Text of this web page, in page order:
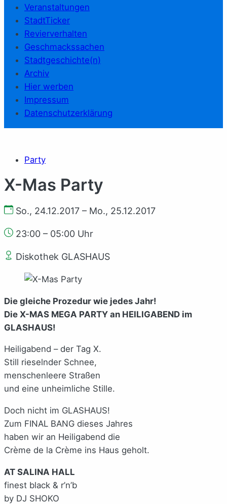
Veranstaltungen
StadtTicker
Revierverhalten
Geschmackssachen
Stadtgeschichte(n)
Archiv
Hier werben
Impressum
Datenschutzerklärung
Party
X-Mas Party
So., 24.12.2017 – Mo., 25.12.2017
23:00 – 05:00 Uhr
Diskothek GLASHAUS
Die gleiche Prozedur wie jedes Jahr!
Die X-MAS MEGA PARTY an HEILIGABEND im
GLASHAUS!
Heiligabend – der Tag X.
Still rieselnder Schnee,
menschenleere Straßen
und eine unheimliche Stille.
Doch nicht im GLASHAUS!
Zum FINAL BANG dieses Jahres
haben wir an Heiligabend die
Crème de la Crème ins Haus geholt.
AT SALINA HALL
finest black & r’n’b
by DJ SHOKO